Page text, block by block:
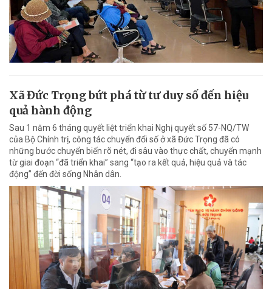
Xã Đức Trọng bứt phá từ tư duy số đến hiệu
quả hành động
Sau 1 năm 6 tháng quyết liệt triển khai Nghị quyết số 57-NQ/TW
của Bộ Chính trị, công tác chuyển đổi số ở xã Đức Trọng đã có
những bước chuyển biến rõ nét, đi sâu vào thực chất, chuyển mạnh
từ giai đoạn “đã triển khai” sang “tạo ra kết quả, hiệu quả và tác
động” đến đời sống Nhân dân.